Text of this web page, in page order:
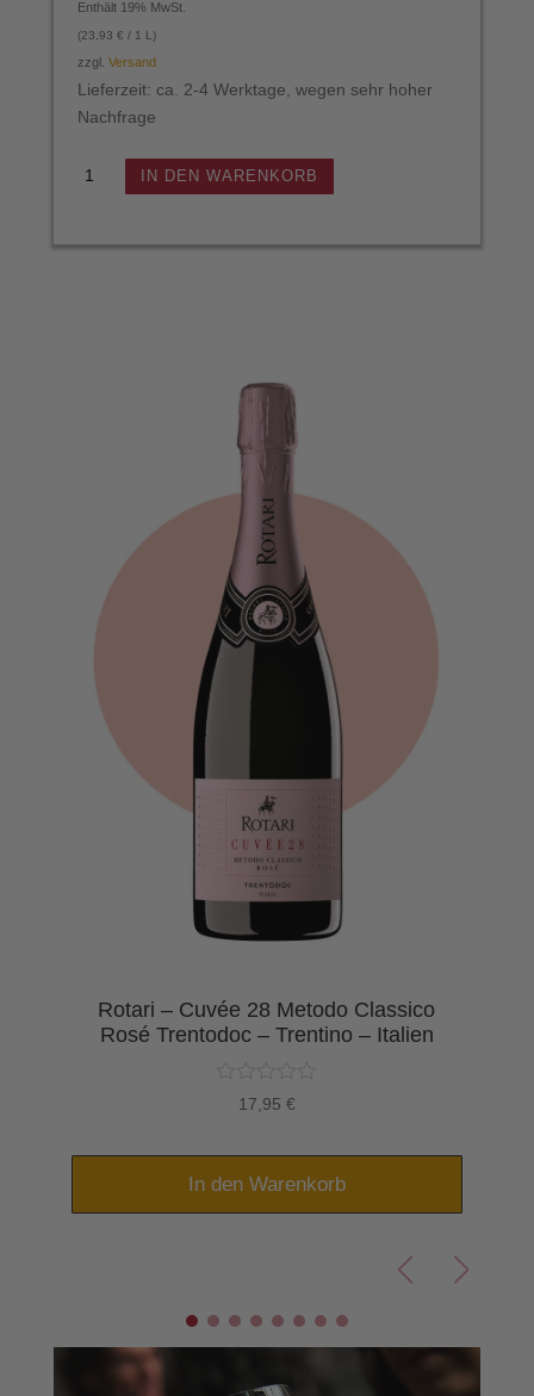
Enthält 19% MwSt.
(23,93 € / 1 L)
zzgl. Versand
Lieferzeit: ca. 2-4 Werktage, wegen sehr hoher
Nachfrage
IN DEN WARENKORB
Rotari – Cuvée 28 Metodo Classico
Rosé Trentodoc – Trentino – Italien
17,95 €
In den Warenkorb